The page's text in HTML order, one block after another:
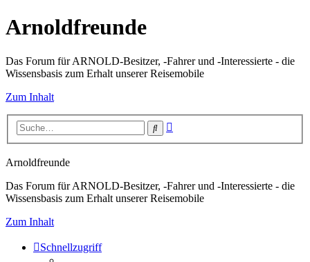
Arnoldfreunde
Das Forum für ARNOLD-Besitzer, -Fahrer und -Interessierte - die
Wissensbasis zum Erhalt unserer Reisemobile
Zum Inhalt
Suche
Arnoldfreunde
Das Forum für ARNOLD-Besitzer, -Fahrer und -Interessierte - die
Wissensbasis zum Erhalt unserer Reisemobile
Zum Inhalt
Schnellzugriff